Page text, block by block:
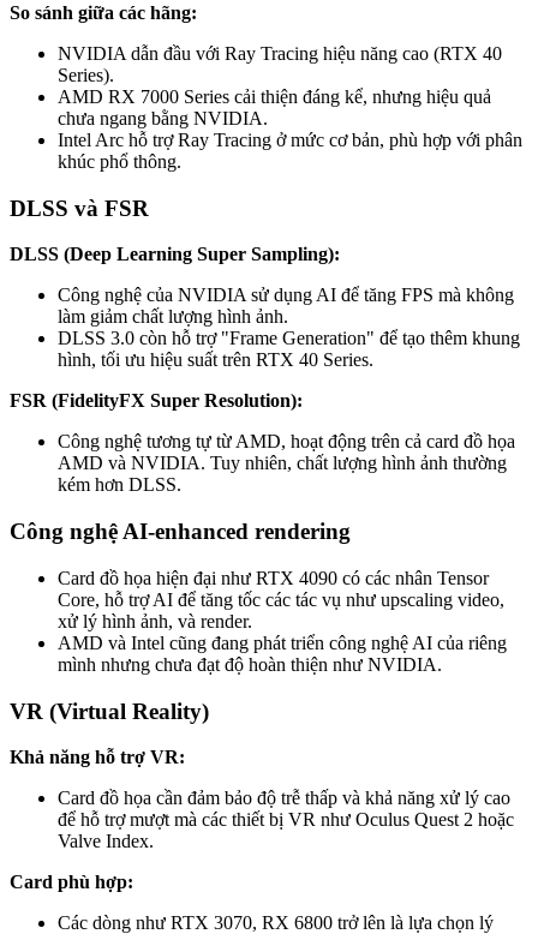
So sánh giữa các hãng:
NVIDIA dẫn đầu với Ray Tracing hiệu năng cao (RTX 40
Series).
AMD RX 7000 Series cải thiện đáng kể, nhưng hiệu quả
chưa ngang bằng NVIDIA.
Intel Arc hỗ trợ Ray Tracing ở mức cơ bản, phù hợp với phân
khúc phổ thông.
DLSS và FSR
DLSS (Deep Learning Super Sampling):
Công nghệ của NVIDIA sử dụng AI để tăng FPS mà không
làm giảm chất lượng hình ảnh.
DLSS 3.0 còn hỗ trợ "Frame Generation" để tạo thêm khung
hình, tối ưu hiệu suất trên RTX 40 Series.
FSR (FidelityFX Super Resolution):
Công nghệ tương tự từ AMD, hoạt động trên cả card đồ họa
AMD và NVIDIA. Tuy nhiên, chất lượng hình ảnh thường
kém hơn DLSS.
Công nghệ AI-enhanced rendering
Card đồ họa hiện đại như RTX 4090 có các nhân Tensor
Core, hỗ trợ AI để tăng tốc các tác vụ như upscaling video,
xử lý hình ảnh, và render.
AMD và Intel cũng đang phát triển công nghệ AI của riêng
mình nhưng chưa đạt độ hoàn thiện như NVIDIA.
VR (Virtual Reality)
Khả năng hỗ trợ VR:
Card đồ họa cần đảm bảo độ trễ thấp và khả năng xử lý cao
để hỗ trợ mượt mà các thiết bị VR như Oculus Quest 2 hoặc
Valve Index.
Card phù hợp:
Các dòng như RTX 3070, RX 6800 trở lên là lựa chọn lý